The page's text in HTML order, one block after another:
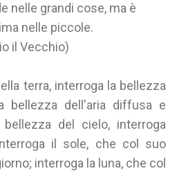
nelle grandi cose, ma è
nelle piccole.
il Vecchio)
terra, interroga la bellezza
bellezza dell'aria diffusa e
del cielo, interroga
il sole, che col suo
interroga la luna, che col